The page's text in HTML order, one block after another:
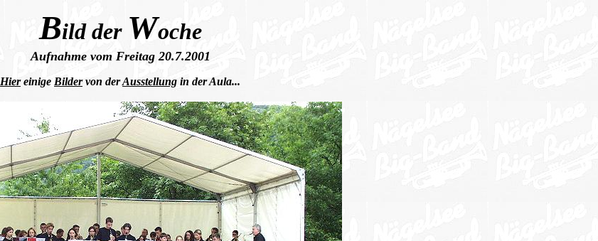
Bild der Woche
Aufnahme vom Freitag 20.7.2001
Hiereinige Bildervon derAusstellung in der Aula...